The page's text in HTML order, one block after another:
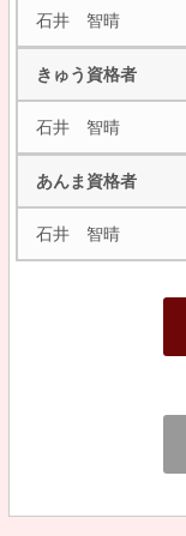
石井 智晴
きゅう資格者
石井 智晴
あんま資格者
石井 智晴